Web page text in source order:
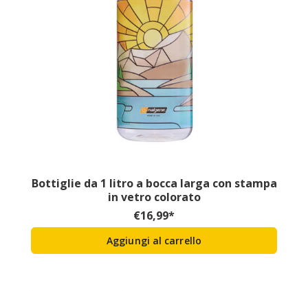
Bottiglie da 1 litro a bocca larga con stampa
in vetro colorato
€16,99*
Aggiungi al carrello